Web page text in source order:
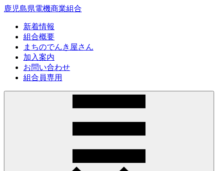
鹿児島県電機商業組合
新着情報
組合概要
まちのでんき屋さん
加入案内
お問い合わせ
組合員専用